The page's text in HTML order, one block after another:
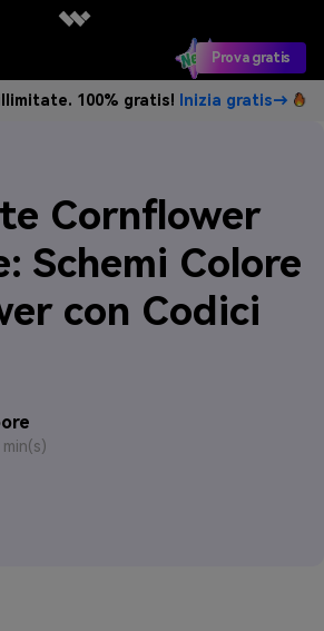
Prova gratis
100% gratis! Inizia gratis→
Cornflower
Schemi Colore
con Codici
min(s)